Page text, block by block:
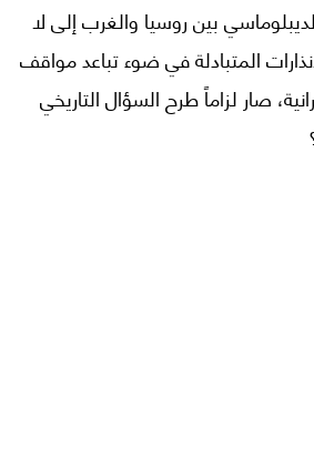
بين روسيا والغرب إلى لا
المتبادلة في ضوء تباعد مواقف
صار لزاماً طرح السؤال التاريخي